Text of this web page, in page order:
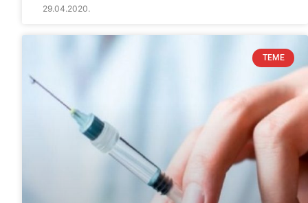
29.04.2020.
TEME